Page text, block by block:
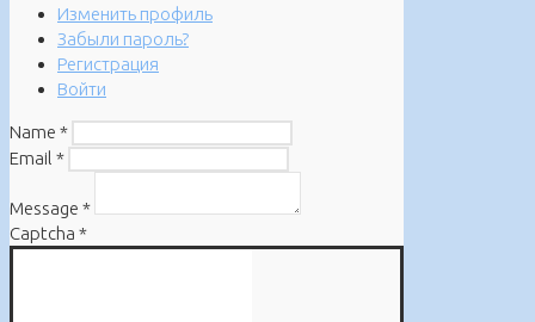
Изменить профиль
Забыли пароль?
Регистрация
Войти
Name *
Email *
Message *
Captcha *